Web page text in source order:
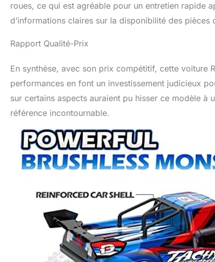
roues, ce qui est agréable pour un entretien rapide
d’informations claires sur la disponibilité des
Rapport Qualité-Prix
En synthèse, avec son prix compétitif, cette voiture
performances en font un investissement judicieux
sur certains aspects auraient pu hisser ce modèle à
référence incontournable.